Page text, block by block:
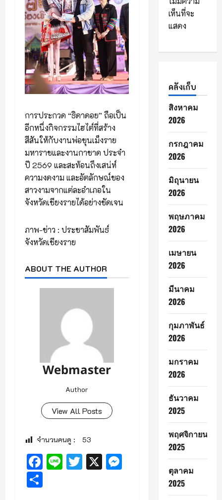
การประกวด “ธิดาดอย” ถือเป็น
อีกหนึ่งกิจกรรมไฮไต์ที่สร้าง
สีสันให้กับงานพ่อขุนเม็งราย
มหาราชและงานกาชาด ประจำ
ปี 2569 และสะท้อนถึงเสน่ห์
ความงดงาม และอัตลักษณ์ของ
สาวงามจากแต่ละอำเภอใน
จังหวัดเชียงรายได้อย่างชัดเจน
ภาพ-ข่าว : ประชาสัมพันธ์
จังหวัดเชียงราย
ABOUT THE AUTHOR
Webmaster
Author
View All Posts
จำนวนคนดู : 53
Facebook
LineTwitter
X
Messenger
เห็นที่จะ
แสดง
คลังเก็บ
สิงหาคม
2026
กรกฎาคม
2026
มิถุนายน
2026
พฤษภาคม
2026
เมษายน
2026
มีนาคม
2026
กุมภาพันธ์
2026
มกราคม
2026
ธันวาคม
2025
พฤศจิกายน
2025
ตุลาคม
2025